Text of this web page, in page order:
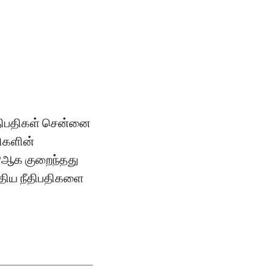
சென்னை
குறைந்தது
நீதிபதிகளை